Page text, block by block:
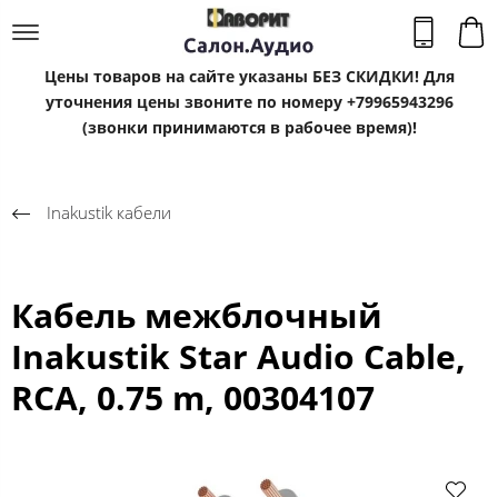
Цены товаров на сайте указаны БЕЗ СКИДКИ! Для
уточнения цены звоните по номеру +79965943296
(звонки принимаются в рабочее время)!
Inakustik кабели
Кабель межблочный
Inakustik Star Audio Cable,
RCA, 0.75 m, 00304107